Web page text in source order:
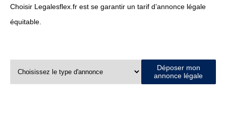
Choisir Legalesflex.fr est se garantir un tarif d’annonce légale
équitable.
Déposer mon
annonce légale